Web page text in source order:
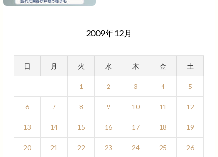
2009年12月
日 月 火 水 木 金 土
1 2 3 4 5
6 7 8 9 10 11 12
13 14 15 16 17 18 19
20 21 22 23 24 25 26